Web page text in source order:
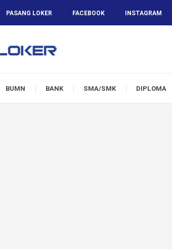
PASANG LOKER FACEBOOK INSTAGRAM
BUMN BANK SMA/SMK DIPLOMA